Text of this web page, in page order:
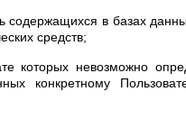
в базах
средств;
которых невозможно
конкретному